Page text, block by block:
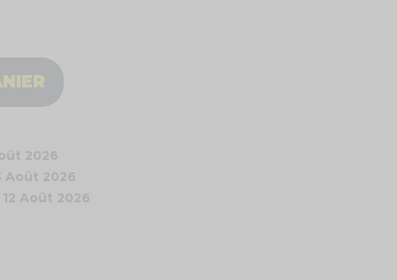
2026
Août 2026
Août 2026